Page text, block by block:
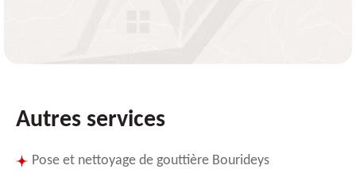
Autres services
Pose et nettoyage de gouttière Bourideys